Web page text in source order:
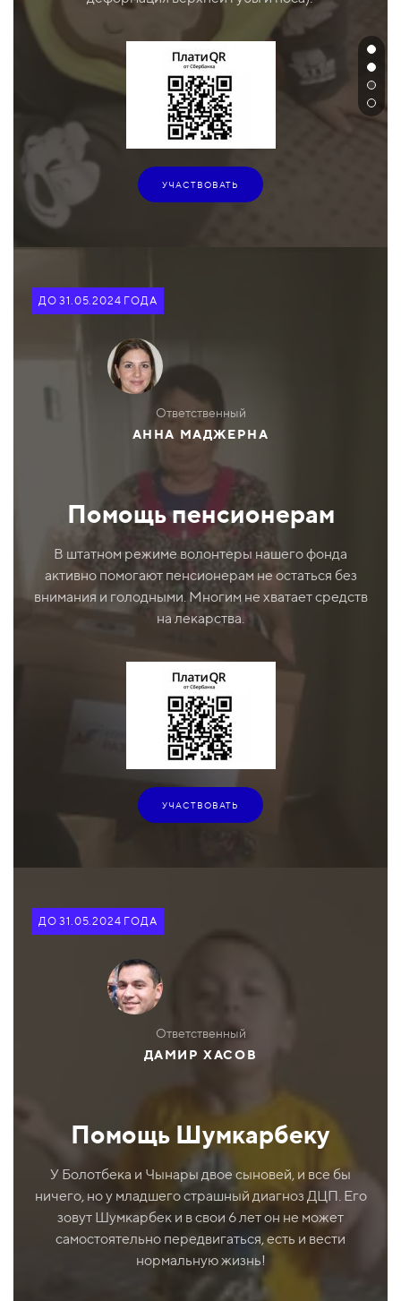
УЧАСТВОВАТЬ
ДО 31.05.2024 ГОДА
Ответственный
АННА МАДЖЕРНА
Помощь пенсионерам
В штатном режиме волонтеры нашего фонда
активно помогают пенсионерам не остаться без
внимания и голодными. Многим не хватает средств
на лекарства.
УЧАСТВОВАТЬ
ДО 31.05.2024 ГОДА
Ответственный
ДАМИР ХАСОВ
Помощь Шумкарбеку
У Болотбека и Чынары двое сыновей, и все бы
ничего, но у младшего страшный диагноз ДЦП. Его
зовут Шумкарбек и в свои 6 лет он не может
самостоятельно передвигаться, есть и вести
нормальную жизнь!